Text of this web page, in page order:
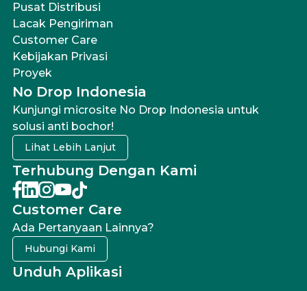
Pusat Distribusi
Lacak Pengiriman
Customer Care
Kebijakan Privasi
Proyek
No Drop Indonesia
Kunjungi microsite No Drop Indonesia untuk
solusi anti bochor!
Lihat Lebih Lanjut
Terhubung Dengan Kami
Customer Care
Ada Pertanyaan Lainnya?
Hubungi Kami
Unduh Aplikasi